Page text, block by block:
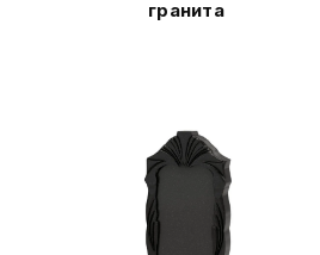
гранита